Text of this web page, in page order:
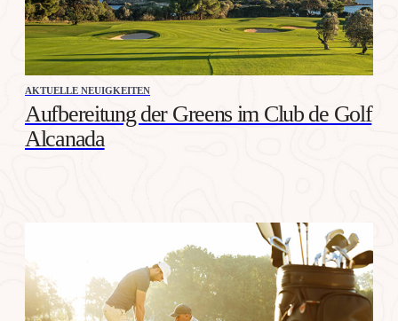
AKTUELLE NEUIGKEITEN
Aufbereitung der Greens im Club de Golf
Alcanada